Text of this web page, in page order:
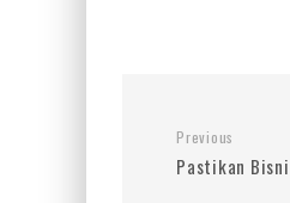
Previous
Pastikan